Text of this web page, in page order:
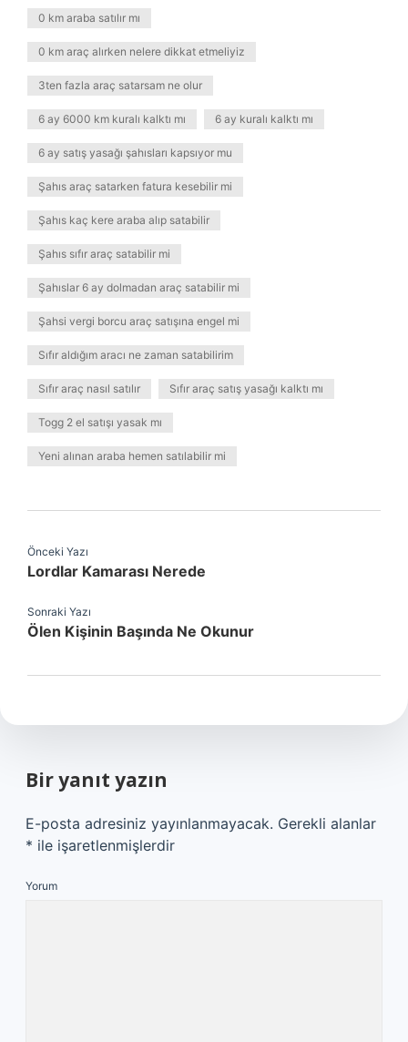
0 km araba satılır mı
0 km araç alırken nelere dikkat etmeliyiz
3ten fazla araç satarsam ne olur
6 ay 6000 km kuralı kalktı mı 6 ay kuralı kalktı mı
6 ay satış yasağı şahısları kapsıyor mu
Şahıs araç satarken fatura kesebilir mi
Şahıs kaç kere araba alıp satabilir
Şahıs sıfır araç satabilir mi
Şahıslar 6 ay dolmadan araç satabilir mi
Şahsi vergi borcu araç satışına engel mi
Sıfır aldığım aracı ne zaman satabilirim
Sıfır araç nasıl satılır Sıfır araç satış yasağı kalktı mı
Togg 2 el satışı yasak mı
Yeni alınan araba hemen satılabilir mi
Önceki Yazı
Lordlar Kamarası Nerede
Sonraki Yazı
Ölen Kişinin Başında Ne Okunur
Bir yanıt yazın
E-posta adresiniz yayınlanmayacak. Gerekli alanlar
* ile işaretlenmişlerdir
Yorum